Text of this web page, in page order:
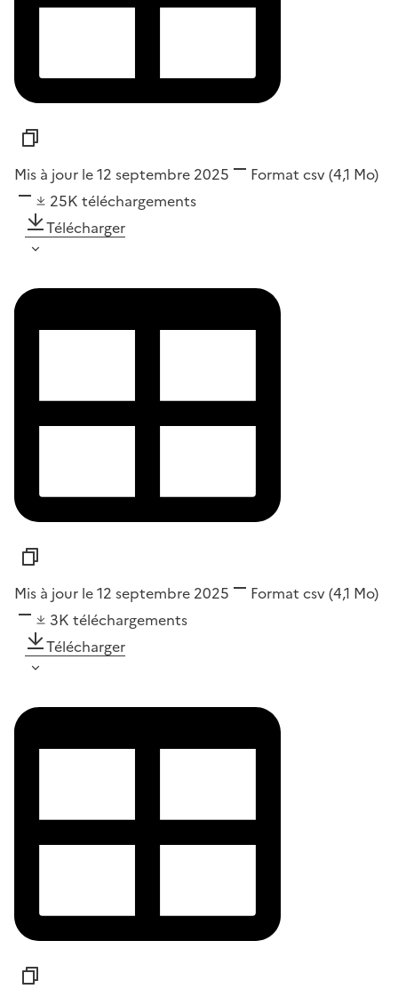
Mis à jour le 12 septembre 2025 Format csv(4,1 Mo)
25K téléchargements
Télécharger
Mis à jour le 12 septembre 2025 Format csv(4,1 Mo)
3K téléchargements
Télécharger